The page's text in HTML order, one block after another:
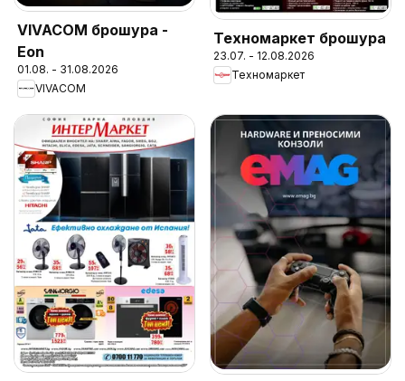
VIVACOM брошура -
Eon
01.08. - 31.08.2026
VIVACOM
Техномаркет брошура
23.07. - 12.08.2026
Техномаркет